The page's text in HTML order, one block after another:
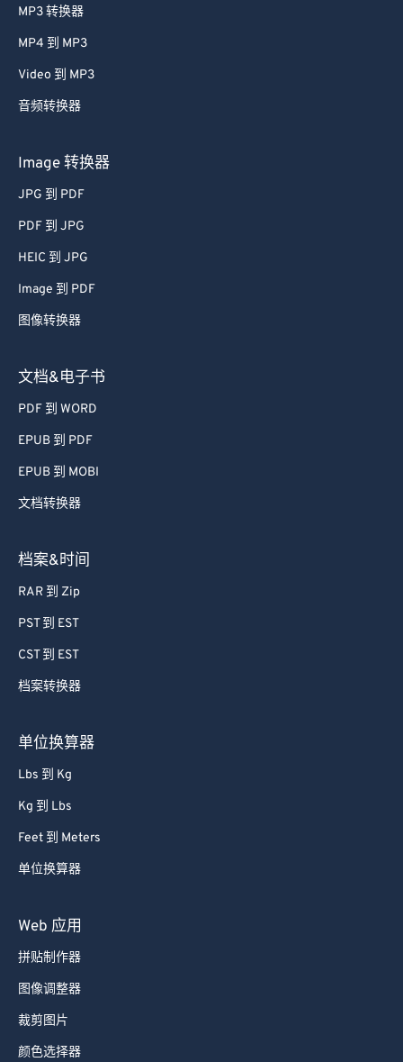
MP3 转换器
MP4 到 MP3
Video 到 MP3
音频转换器
Image 转换器
JPG 到 PDF
PDF 到 JPG
HEIC 到 JPG
Image 到 PDF
图像转换器
文档&电子书
PDF 到 WORD
EPUB 到 PDF
EPUB 到 MOBI
文档转换器
档案&时间
RAR 到 Zip
PST 到 EST
CST 到 EST
档案转换器
单位换算器
Lbs 到 Kg
Kg 到 Lbs
Feet 到 Meters
单位换算器
Web 应用
拼贴制作器
图像调整器
裁剪图片
颜色选择器